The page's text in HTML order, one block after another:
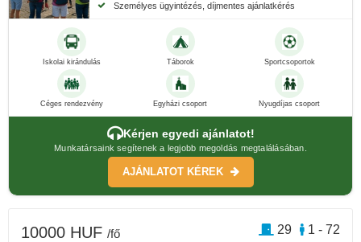
Személyes ügyintézés, díjmentes ajánlatkérés
Iskolai kirándulás Táborok Sportcsoportok
Céges rendezvény Egyházi csoport Nyugdíjas csoport
Kérjen egyedi ajánlatot!
Munkatársaink segítenek a legjobb megoldás megtalálásában.
AJÁNLATOT KÉREK
10000 HUF /fő 1 - 72
29